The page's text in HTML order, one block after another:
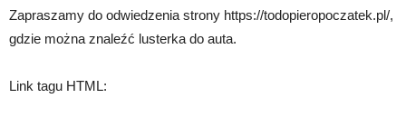
Zapraszamy do odwiedzenia strony https://todopieropoczatek.pl/,
gdzie można znaleźć lusterka do auta.
Link tagu HTML: